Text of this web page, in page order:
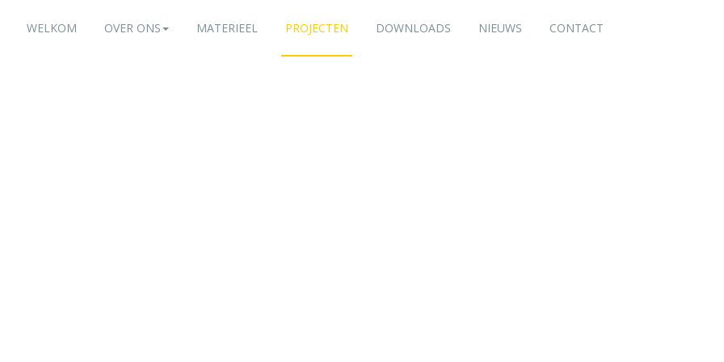
WELKOM OVER ONS MATERIEEL PROJECTEN DOWNLOADS NIEUWS CONTACT